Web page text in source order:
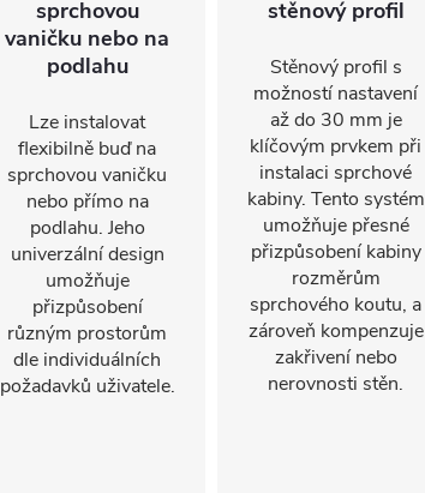
sprchovou
vaničku nebo na
podlahu
Lze instalovat
flexibilně buď na
sprchovou vaničku
nebo přímo na
podlahu. Jeho
univerzální design
umožňuje
přizpůsobení
různým prostorům
dle individuálních
požadavků uživatele.
stěnový profil
Stěnový profil s
možností nastavení
až do 30 mm je
klíčovým prvkem při
instalaci sprchové
kabiny. Tento systém
umožňuje přesné
přizpůsobení kabiny
rozměrům
sprchového koutu, a
zároveň kompenzuje
zakřivení nebo
nerovnosti stěn.